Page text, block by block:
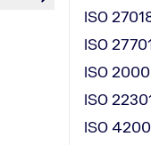
ISO
ISO
ISO
ISO
ISO